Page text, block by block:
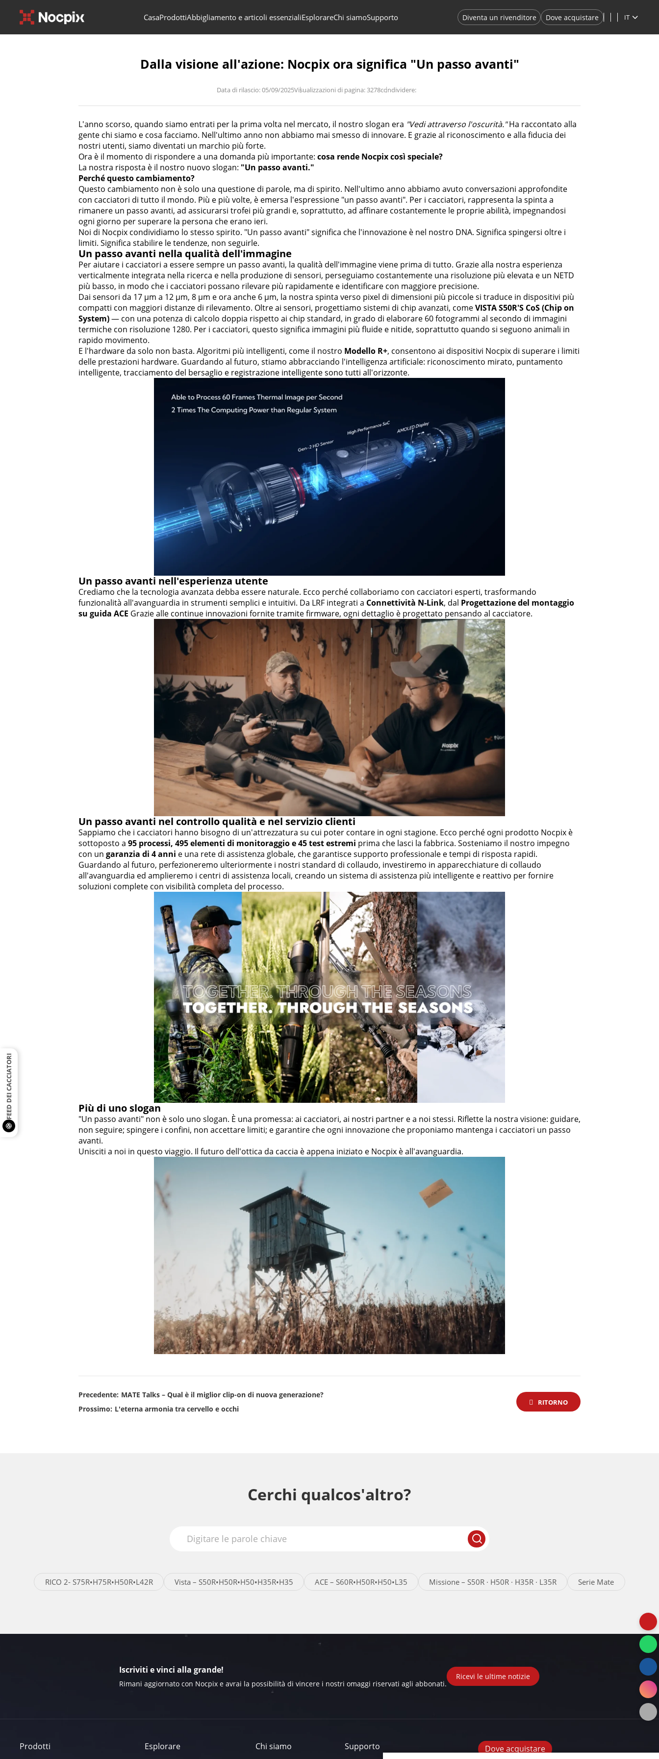
CasaProdottiAbbigliamento e articoli essenzialiEsplorareChi siamoSupporto Diventa un rivenditore Dove acquistare IT
Dalla visione all'azione: Nocpix ora significa "Un passo avanti"
Data di rilascio: 05/09/2025Visualizzazioni di pagina: 3278condividere:
L'anno scorso, quando siamo entrati per la prima volta nel mercato, il nostro slogan era "Vedi attraverso l'oscurità."Ha raccontato alla
gente chi siamo e cosa facciamo. Nell'ultimo anno non abbiamo mai smesso di innovare. E grazie al riconoscimento e alla fiducia dei
nostri utenti, siamo diventati un marchio più forte.
Ora è il momento di rispondere a una domanda più importante: cosa rende Nocpix così speciale?
La nostra risposta è il nostro nuovo slogan: "Un passo avanti."
Perché questo cambiamento?
Questo cambiamento non è solo una questione di parole, ma di spirito. Nell'ultimo anno abbiamo avuto conversazioni approfondite
con cacciatori di tutto il mondo. Più e più volte, è emersa l'espressione "un passo avanti". Per i cacciatori, rappresenta la spinta a
rimanere un passo avanti, ad assicurarsi trofei più grandi e, soprattutto, ad affinare costantemente le proprie abilità, impegnandosi
ogni giorno per superare la persona che erano ieri.
Noi di Nocpix condividiamo lo stesso spirito. "Un passo avanti" significa che l'innovazione è nel nostro DNA. Significa spingersi oltre i
limiti. Significa stabilire le tendenze, non seguirle.
Un passo avanti nella qualità dell'immagine
Per aiutare i cacciatori a essere sempre un passo avanti, la qualità dell'immagine viene prima di tutto. Grazie alla nostra esperienza
verticalmente integrata nella ricerca e nella produzione di sensori, perseguiamo costantemente una risoluzione più elevata e un NETD
più basso, in modo che i cacciatori possano rilevare più rapidamente e identificare con maggiore precisione.
Dai sensori da 17 µm a 12 µm, 8 µm e ora anche 6 µm, la nostra spinta verso pixel di dimensioni più piccole si traduce in dispositivi più
compatti con maggiori distanze di rilevamento. Oltre ai sensori, progettiamo sistemi di chip avanzati, comeVISTA S50R'S CoS (Chip on
System)— con una potenza di calcolo doppia rispetto ai chip standard, in grado di elaborare 60 fotogrammi al secondo di immagini
termiche con risoluzione 1280. Per i cacciatori, questo significa immagini più fluide e nitide, soprattutto quando si seguono animali in
rapido movimento.
E l'hardware da solo non basta. Algoritmi più intelligenti, come il nostro Modello R+, consentono ai dispositivi Nocpix di superare i limiti
delle prestazioni hardware. Guardando al futuro, stiamo abbracciando l'intelligenza artificiale: riconoscimento mirato, puntamento
intelligente, tracciamento del bersaglio e registrazione intelligente sono tutti all'orizzonte.
Un passo avanti nell'esperienza utente
Crediamo che la tecnologia avanzata debba essere naturale. Ecco perché collaboriamo con cacciatori esperti, trasformando
funzionalità all'avanguardia in strumenti semplici e intuitivi. Da LRF integrati a Connettività N-Link, dal Progettazione del montaggio
su guida ACE Grazie alle continue innovazioni fornite tramite firmware, ogni dettaglio è progettato pensando al cacciatore.
Un passo avanti nel controllo qualità e nel servizio clienti
Sappiamo che i cacciatori hanno bisogno di un'attrezzatura su cui poter contare in ogni stagione. Ecco perché ogni prodotto Nocpix è
sottoposto a 95 processi, 495 elementi di monitoraggio e 45 test estremi prima che lasci la fabbrica. Sosteniamo il nostro impegno
con un garanzia di 4 anni e una rete di assistenza globale, che garantisce supporto professionale e tempi di risposta rapidi.
Guardando al futuro, perfezioneremo ulteriormente i nostri standard di collaudo, investiremo in apparecchiature di collaudo
all'avanguardia ed amplieremo i centri di assistenza locali, creando un sistema di assistenza più intelligente e reattivo per fornire
soluzioni complete con visibilità completa del processo.
Più di uno slogan
"Un passo avanti" non è solo uno slogan. È una promessa: ai cacciatori, ai nostri partner e a noi stessi. Riflette la nostra visione: guidare,
non seguire; spingere i confini, non accettare limiti; e garantire che ogni innovazione che proponiamo mantenga i cacciatori un passo
avanti.
Unisciti a noi in questo viaggio. Il futuro dell'ottica da caccia è appena iniziato e Nocpix è all'avanguardia.
Precedente: MATE Talks – Qual è il miglior clip-on di nuova generazione?
Prossimo: L'eterna armonia tra cervello e occhi
RITORNO
Cerchi qualcos'altro?
RICO 2- S75R•H75R•H50R•L42R Vista – S50R•H50R•H50•H35R•H35 ACE – S60R•H50R•H50•L35 Missione – S50R · H50R · H35R · L35R Serie Mate
Iscriviti e vinci alla grande!
Rimani aggiornato con Nocpix e avrai la possibilità di vincere i nostri omaggi riservati agli abbonati.
Ricevi le ultime notizie
Prodotti Esplorare Chi siamo Supporto Dove acquistare
FEED DEI CACCIATORI